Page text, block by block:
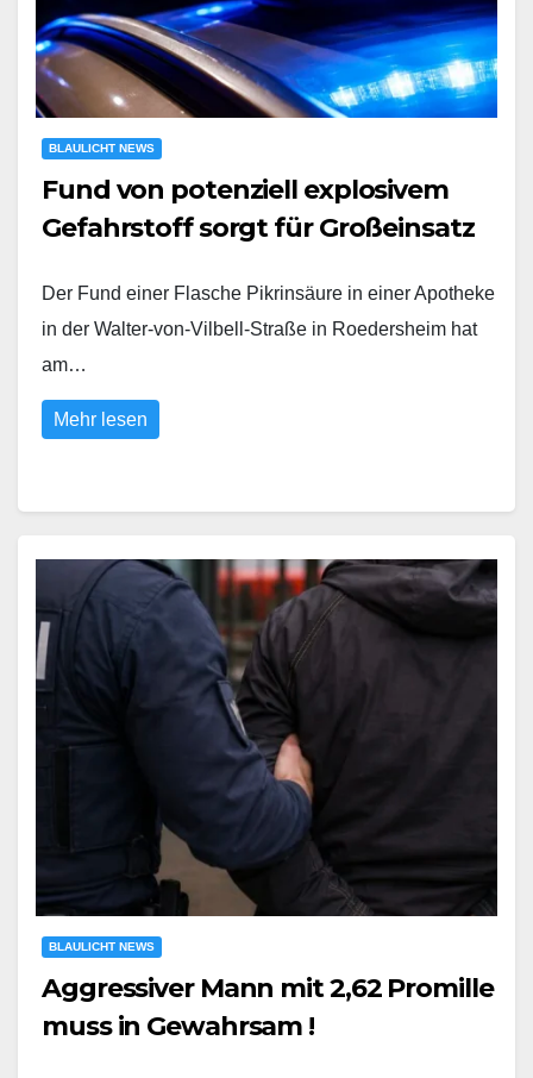
BLAULICHT NEWS
Fund von potenziell explosivem
Gefahrstoff sorgt für Großeinsatz
Der Fund einer Flasche Pikrinsäure in einer Apotheke
in der Walter-von-Vilbell-Straße in Roedersheim hat
am…
Mehr lesen
BLAULICHT NEWS
Aggressiver Mann mit 2,62 Promille
muss in Gewahrsam !